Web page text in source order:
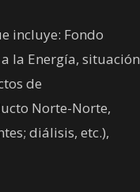
incluye: Fondo
la Energía, situación
de
Norte-Norte,
diálisis, etc.),